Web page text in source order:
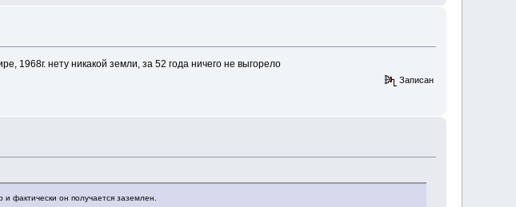
1968г. нету никакой земли, за 52 года ничего не выгорело
Записан
фактически он получается заземлен.